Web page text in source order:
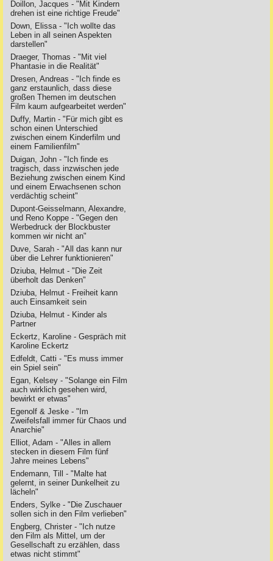
Doillon, Jacques - "Mit Kindern
drehen ist eine richtige Freude"
Down, Elissa - "Ich wollte das
Leben in all seinen Aspekten
darstellen"
Draeger, Thomas - "Mit viel
Phantasie in die Realität"
Dresen, Andreas - "Ich finde es
ganz erstaunlich, dass diese
großen Themen im deutschen
Film kaum aufgearbeitet werden"
Duffy, Martin - "Für mich gibt es
schon einen Unterschied
zwischen einem Kinderfilm und
einem Familienfilm"
Duigan, John - "Ich finde es
tragisch, dass inzwischen jede
Beziehung zwischen einem Kind
und einem Erwachsenen schon
verdächtig scheint"
Dupont-Geisselmann, Alexandre,
und Reno Koppe - "Gegen den
Werbedruck der Blockbuster
kommen wir nicht an"
Duve, Sarah - "All das kann nur
über die Lehrer funktionieren"
Dziuba, Helmut - "Die Zeit
überholt das Denken"
Dziuba, Helmut - Freiheit kann
auch Einsamkeit sein
Dziuba, Helmut - Kinder als
Partner
Eckertz, Karoline - Gespräch mit
Karoline Eckertz
Edfeldt, Catti - "Es muss immer
ein Spiel sein"
Egan, Kelsey - "Solange ein Film
auch wirklich gesehen wird,
bewirkt er etwas"
Egenolf & Jeske - "Im
Zweifelsfall immer für Chaos und
Anarchie"
Elliot, Adam - "Alles in allem
stecken in diesem Film fünf
Jahre meines Lebens"
Endemann, Till - "Malte hat
gelernt, in seiner Dunkelheit zu
lächeln"
Enders, Sylke - "Die Zuschauer
sollen sich in den Film verlieben"
Engberg, Christer - "Ich nutze
den Film als Mittel, um der
Gesellschaft zu erzählen, dass
etwas nicht stimmt"